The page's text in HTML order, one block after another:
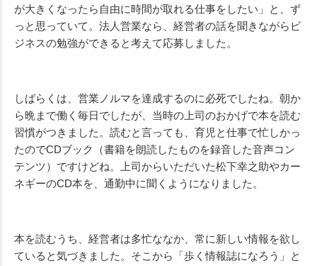
が大きくなったら自由に時間が取れる仕事をしたい」と、ず
っと思っていて。法人営業なら、経営者の話を聞きながらビ
ジネスの勉強ができると考えて応募しました。
しばらくは、営業ノルマを達成するのに必死でしたね。朝か
ら晩まで働く毎日でしたが、当時の上司のおかげで本を読む
習慣がつきました。読むと言っても、育児と仕事で忙しかっ
たのでCDブック（書籍を朗読したものを録音した音声コン
テンツ）ですけどね。上司からいただいた松下幸之助やカー
ネギーのCD本を、通勤中に聞くようになりました。
本を読むうち、経営者は多忙ななか、常に新しい情報を欲し
ていると気づきました。そこから「歩く情報誌になろう」と